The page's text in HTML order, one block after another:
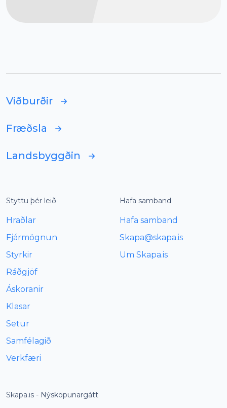
Viðburðir
Fræðsla
Landsbyggðin
Styttu þér leið
Hraðlar
Fjármögnun
Styrkir
Ráðgjöf
Áskoranir
Klasar
Setur
Samfélagið
Verkfæri
Hafa samband
Hafa samband
Skapa@skapa.is
Um Skapa.is
Skapa.is - Nýsköpunargátt